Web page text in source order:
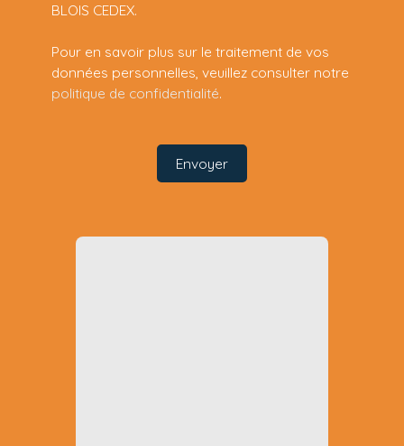
BLOIS CEDEX.
Pour en savoir plus sur le traitement de vos
données personnelles, veuillez consulter notre
politique de confidentialité.
Envoyer